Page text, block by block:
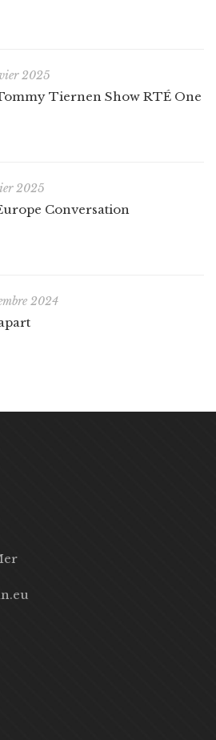
2025
Tiernen Show RTÉ One
2025
Conversation
2024